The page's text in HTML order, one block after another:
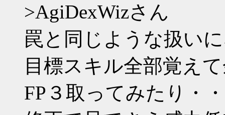
>AgiDexWizさん
罠と同じような扱い
目標スキル全部覚え
FP３取ってみたり・・